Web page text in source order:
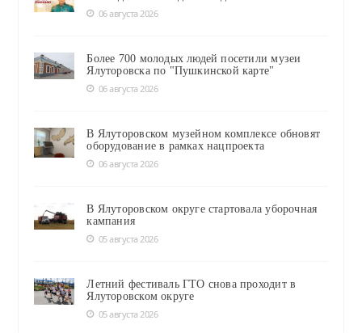
06 августа 2026
Более 700 молодых людей посетили музеи
Ялуторовска по "Пушкинской карте"
06 августа 2026
В Ялуторовском музейном комплексе обновят
оборудование в рамках нацпроекта
06 августа 2026
В Ялуторовском округе стартовала уборочная
кампания
05 августа 2026
Летний фестиваль ГТО снова проходит в
Ялуторовском округе
05 августа 2026